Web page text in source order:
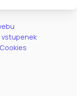
vstupenek
Cookies